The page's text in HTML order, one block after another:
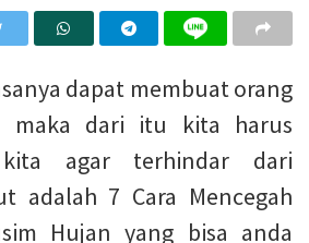
dapat membuat orang
maka dari itu kita harus
agar terhindar dari
adalah 7 Cara Mencegah
Hujan yang bisa anda